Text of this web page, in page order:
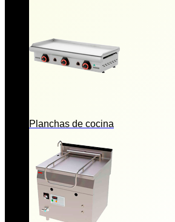
Planchas de cocina